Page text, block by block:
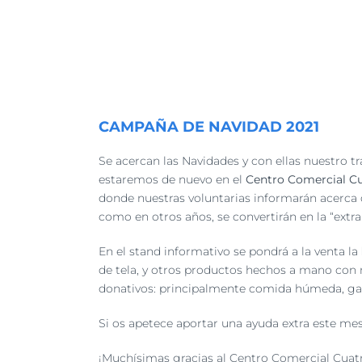
imagen
grande
CAMPAÑA DE NAVIDAD 2021
Se acercan las Navidades y con ellas
estaremos de nuevo en el Centro Comercial
donde nuestras voluntarias informarán
como en otros años, se convertirán en la
En el stand informativo se pondrá a la venta
de tela, y otros productos hechos a mano
donativos: principalmente comida húmeda,
Si os apetece aportar una ayuda extra este
¡Muchísimas gracias al Centro Comercial